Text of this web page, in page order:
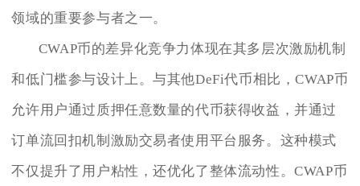
领域的重要参与者之一。
CWAP币的差异化竞争力体现在其多层次激励机制
和低门槛参与设计上。与其他DeFi代币相比，CWAP币
允许用户通过质押任意数量的代币获得收益，并通过
订单流回扣机制激励交易者使用平台服务。这种模式
不仅提升了用户粘性，还优化了整体流动性。CWAP币